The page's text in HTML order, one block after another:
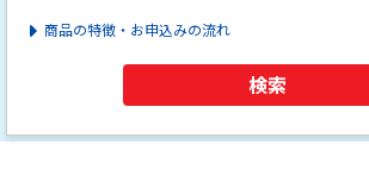
＞商品の特徴・お申込みの流れ
検索